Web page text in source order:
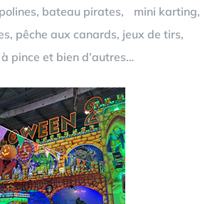
bateau pirates, mini karting,
pêche aux canards, jeux de tirs,
pince et bien d’autres…